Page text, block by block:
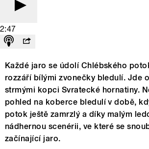
2:47
Každé jaro se údolí Chlébského
rozzáří bílými zvonečky bledulí. Jde
strmými kopci Svratecké hornatiny.
pohled na koberce bledulí v době,
potok ještě zamrzlý a díky malým
nádhernou scenérii, ve které se
začínající jaro.